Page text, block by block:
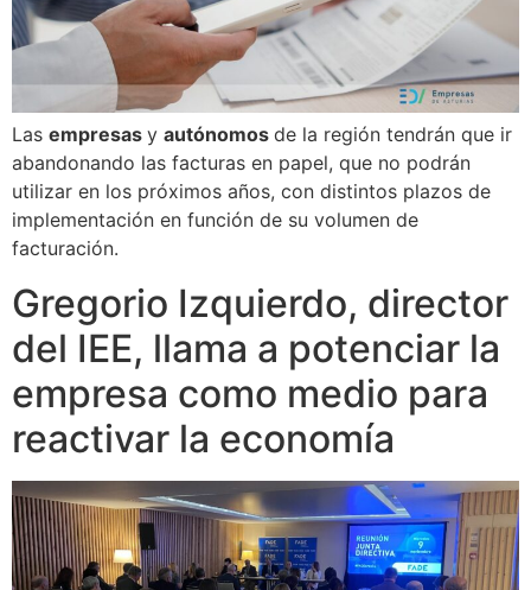
Las empresas y autónomos de la región tendrán que ir
abandonando las facturas en papel, que no podrán
utilizar en los próximos años, con distintos plazos de
implementación en función de su volumen de
facturación.
Gregorio Izquierdo, director
del IEE, llama a potenciar la
empresa como medio para
reactivar la economía